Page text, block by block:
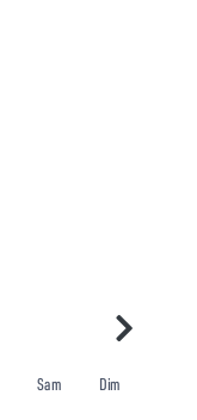
Sam Dim